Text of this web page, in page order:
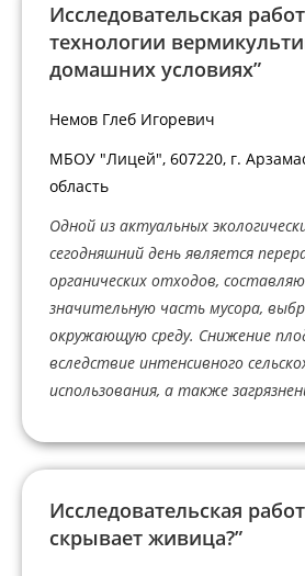
Исследовательская
технологии
домашних условиях”
Немов Глеб Игоревич
МБОУ "Лицей", 607220, г.
область
Одной из актуальных
сегодняшний день является
органических отходов,
значительную часть мусора,
окружающую среду. Снижение
вследствие интенсивного
использования, а также
Исследовательская
скрывает живица?”